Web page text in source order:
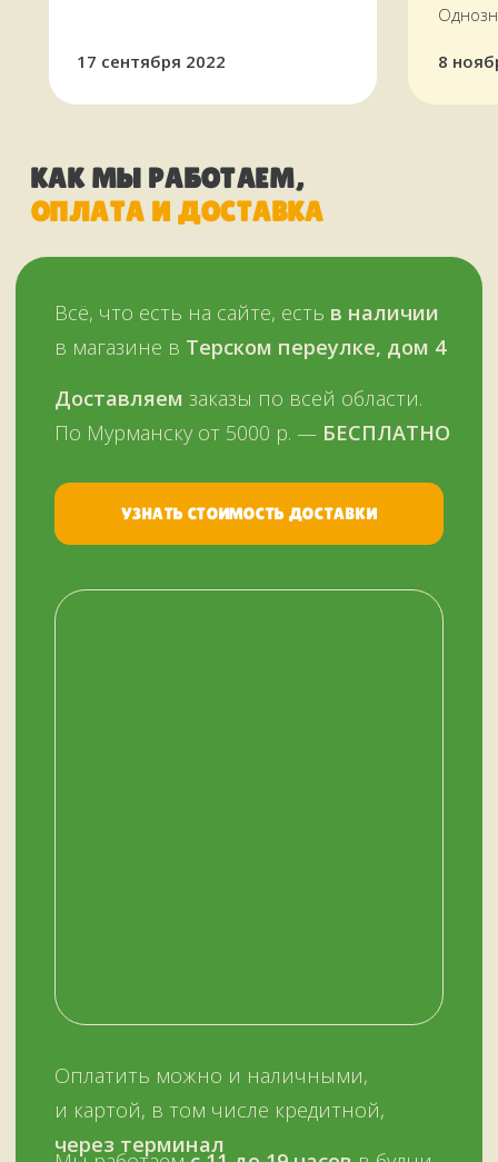
17 сентября 2022 8
Оплатить можно и наличными,
и картой, в том числе кредитной,
через терминал
Звоните, пишите:
Мы работаем с 11 до 19 часов в будни